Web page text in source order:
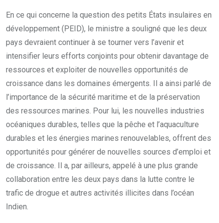
En ce qui concerne la question des petits États insulaires en
développement (PEID), le ministre a souligné que les deux
pays devraient continuer à se tourner vers l’avenir et
intensifier leurs efforts conjoints pour obtenir davantage de
ressources et exploiter de nouvelles opportunités de
croissance dans les domaines émergents. Il a ainsi parlé de
l’importance de la sécurité maritime et de la préservation
des ressources marines. Pour lui, les nouvelles industries
océaniques durables, telles que la pêche et l’aquaculture
durables et les énergies marines renouvelables, offrent des
opportunités pour générer de nouvelles sources d’emploi et
de croissance. Il a, par ailleurs, appelé à une plus grande
collaboration entre les deux pays dans la lutte contre le
trafic de drogue et autres activités illicites dans l’océan
Indien.